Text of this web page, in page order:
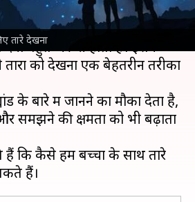
तारे देखना
के लिए उनमें जिज्ञासा और खोज
देना बहुत जरूरी होता है। इसके
तारों को देखना एक बेहतरीन तरीका
के बारे में जानने का मौका देता है,
समझने की क्षमता को भी बढ़ाता
कि कैसे हम बच्चों के साथ तारे